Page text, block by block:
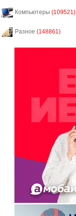
Компьютеры (109521)
Разное (148861)